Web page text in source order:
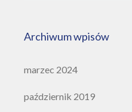
Archiwum wpisów
marzec 2024
październik 2019